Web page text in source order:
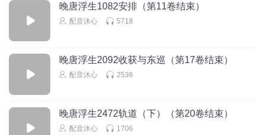
晚唐浮生1082安排（第11卷结束）
配音沐心 5718
晚唐浮生2092收获与东巡（第17卷结束）
配音沐心 2536
晚唐浮生2472轨道（下）（第20卷结束）
配音沐心 1706